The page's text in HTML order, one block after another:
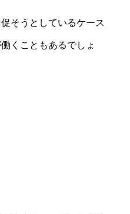
そうとしているケース
くこともあるでしょ